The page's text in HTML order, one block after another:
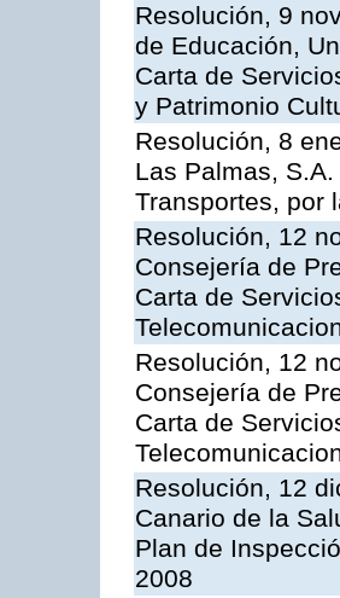
Resolución, 9
de Educación,
Carta de
y Patrimonio
Resolución, 8
Las Palmas,
Transportes, por
Resolución, 12
Consejería de
Carta de
Resolución, 12
Consejería de
Carta de
Resolución, 12
Canario de la
Plan de
2008